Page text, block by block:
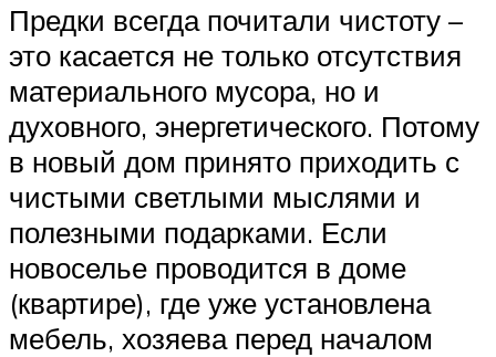
Предки всегда почитали чистоту –
это касается не только отсутствия
материального мусора, но и
духовного, энергетического. Потому
в новый дом принято приходить с
чистыми светлыми мыслями и
полезными подарками. Если
новоселье проводится в доме
(квартире), где уже установлена
мебель, хозяева перед началом